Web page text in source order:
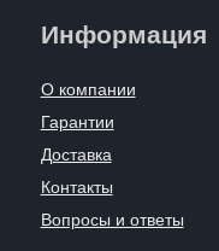
Информация
О компании
Гарантии
Доставка
Контакты
Вопросы и ответы